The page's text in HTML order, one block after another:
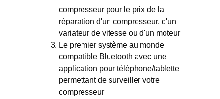
compresseur pour le prix de la
réparation d'un compresseur, d'un
variateur de vitesse ou d'un moteur
Le premier système au monde
compatible Bluetooth avec une
application pour téléphone/tablette
permettant de surveiller votre
compresseur